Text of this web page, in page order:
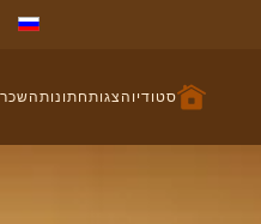
סטודיו הצגותחתונות